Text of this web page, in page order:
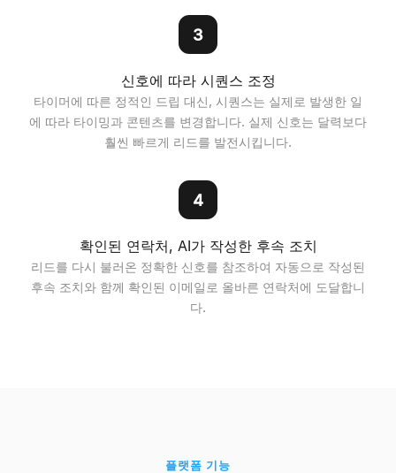
3
신호에 따라 시퀀스 조정
타이머에 따른 정적인 드립 대신, 시퀀스는 실제로 발생한 일
에 따라 타이밍과 콘텐츠를 변경합니다. 실제 신호는 달력보다
훨씬 빠르게 리드를 발전시킵니다.
4
확인된 연락처, AI가 작성한 후속 조치
리드를 다시 불러온 정확한 신호를 참조하여 자동으로 작성된
후속 조치와 함께 확인된 이메일로 올바른 연락처에 도달합니
다.
플랫폼 기능